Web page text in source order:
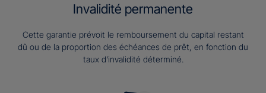
Invalidité permanente
Cette garantie prévoit le remboursement du capital restant
dû ou de la proportion des échéances de prêt, en fonction du
taux d’invalidité déterminé.